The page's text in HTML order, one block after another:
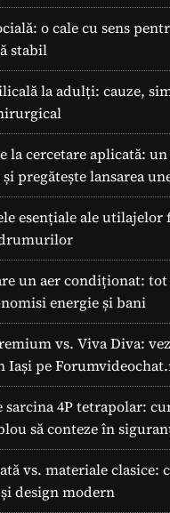
o cale cu sens
stabil
la adulți: cauze,
la cercetare aplicată:
pregătește lansarea
esențiale ale utilajelor
un aer condiționat:
energie și bani
vs. Viva Diva:
Iași pe
sarcina 4P tetrapolar:
să conteze în
vs. materiale clasice:
design modern